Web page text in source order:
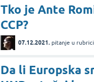
Tko je Ante
CCP?
07.12.2021. pitanje u rubrici
Da li Europska